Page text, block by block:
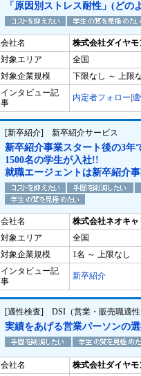
「原因別ストレス耐性」(ど
会社名
株式会社ダイヤモ
対象エリア
全国
対象企業規模
下限なし ～ 上限
インタビュー記
事
内定者フォロー
[新卒紹介] 新卒紹介サービス
新卒紹介事業スタート後の3年
1500名の学生が入社!!
就職エージェントは新卒紹介
会社名
株式会社ネオキ
対象エリア
全国
対象企業規模
1名 ～ 上限なし
インタビュー記
事
新卒紹介
[適性検査] DSI（営業・販売職適
実績をあげる営業パーソンの
会社名
株式会社ダイヤモ